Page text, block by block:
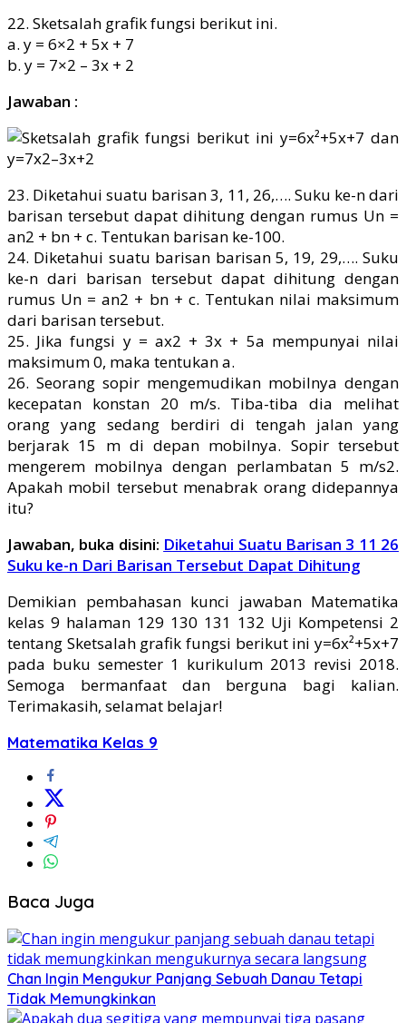
22. Sketsalah grafik fungsi berikut ini.
a. y = 6×2 + 5x + 7
b. y = 7×2 – 3x + 2
Jawaban :
23. Diketahui suatu barisan 3, 11, 26,…. Suku ke-n dari
barisan tersebut dapat dihitung dengan rumus Un =
an2 + bn + c. Tentukan barisan ke-100.
24. Diketahui suatu barisan barisan 5, 19, 29,…. Suku
ke-n dari barisan tersebut dapat dihitung dengan
rumus Un = an2 + bn + c. Tentukan nilai maksimum
dari barisan tersebut.
25. Jika fungsi y = ax2 + 3x + 5a mempunyai nilai
maksimum 0, maka tentukan a.
26. Seorang sopir mengemudikan mobilnya dengan
kecepatan konstan 20 m/s. Tiba-tiba dia melihat
orang yang sedang berdiri di tengah jalan yang
berjarak 15 m di depan mobilnya. Sopir tersebut
mengerem mobilnya dengan perlambatan 5 m/s2.
Apakah mobil tersebut menabrak orang didepannya
itu?
Jawaban, buka disini: Diketahui Suatu Barisan 3 11 26
Suku ke-n Dari Barisan Tersebut Dapat Dihitung
Demikian pembahasan kunci jawaban Matematika
kelas 9 halaman 129 130 131 132 Uji Kompetensi 2
tentang Sketsalah grafik fungsi berikut ini y=6x²+5x+7
pada buku semester 1 kurikulum 2013 revisi 2018.
Semoga bermanfaat dan berguna bagi kalian.
Terimakasih, selamat belajar!
Matematika Kelas 9
Baca Juga
Chan Ingin Mengukur Panjang Sebuah Danau Tetapi
Tidak Memungkinkan